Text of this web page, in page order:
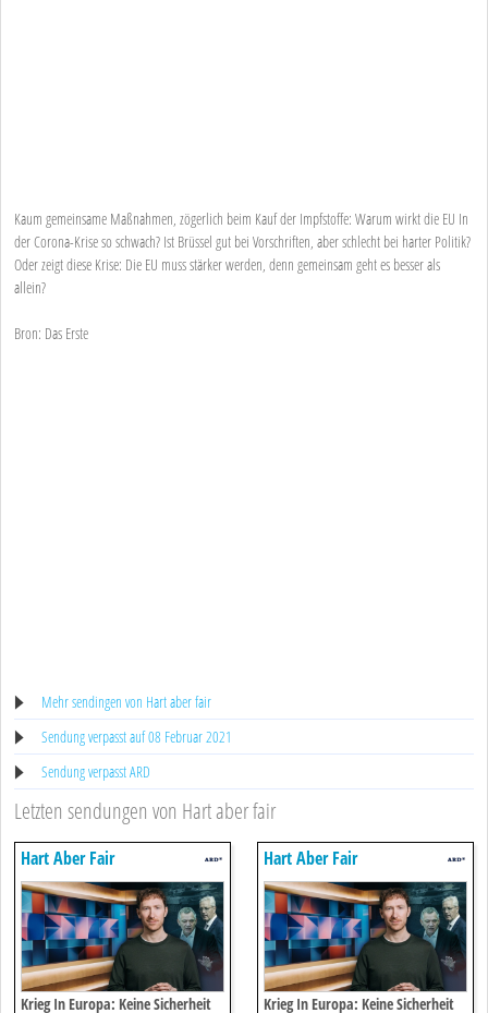
Kaum gemeinsame Maßnahmen, zögerlich beim Kauf der Impfstoffe: Warum wirkt die EU In
der Corona-Krise so schwach? Ist Brüssel gut bei Vorschriften, aber schlecht bei harter Politik?
Oder zeigt diese Krise: Die EU muss stärker werden, denn gemeinsam geht es besser als
allein?
Bron: Das Erste
Mehr sendingen von Hart aber fair
Sendung verpasst auf 08 Februar 2021
Sendung verpasst ARD
Letzten sendungen von Hart aber fair
Hart Aber Fair
Krieg In Europa: Keine Sicherheit
Hart Aber Fair
Krieg In Europa: Keine Sicherheit